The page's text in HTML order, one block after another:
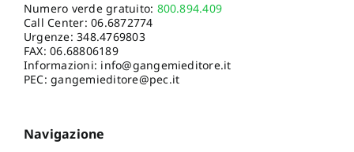
Numero verde gratuito: 800.894.409
Call Center:06.6872774
Urgenze:348.4769803
FAX: 06.68806189
Informazioni: info@gangemieditore.it
PEC: gangemieditore@pec.it
Navigazione